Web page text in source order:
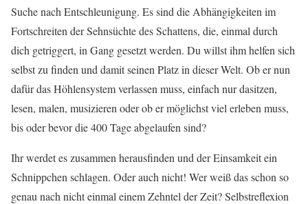
Suche nach Entschleunigung. Es sind die Abhängigkeiten im
Fortschreiten der Sehnsüchte des Schattens, die, einmal durch
dich getriggert, in Gang gesetzt werden. Du willst ihm helfen sich
selbst zu finden und damit seinen Platz in dieser Welt. Ob er nun
dafür das Höhlensystem verlassen muss, einfach nur dasitzen,
lesen, malen, musizieren oder ob er möglichst viel erleben muss,
bis oder bevor die 400 Tage abgelaufen sind?
Ihr werdet es zusammen herausfinden und der Einsamkeit ein
Schnippchen schlagen. Oder auch nicht! Wer weiß das schon so
genau nach nicht einmal einem Zehntel der Zeit? Selbstreflexion